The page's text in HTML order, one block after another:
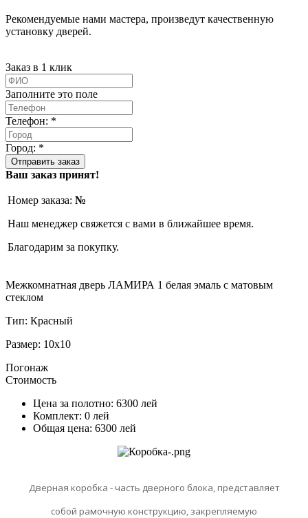
Рекомендуемые нами мастера, произведут качественную
установку дверей.
Заказ в 1 клик
Заполните это поле
Телефон: *
Город: *
Ваш заказ принят!
Номер заказа: №
Наш менеджер свяжется с вами в ближайшее время.
Благодарим за покупку.
Межкомнатная дверь ЛАМИРА 1 белая эмаль с матовым
стеклом
Тип: Красный
Размер: 10x10
Погонаж
Стоимость
Цена за полотно: 6300 лей
Комплект: 0 лей
Общая цена: 6300 лей
Дверная коробка - часть дверного блока, представляет
собой рамочную конструкцию, закрепляемую